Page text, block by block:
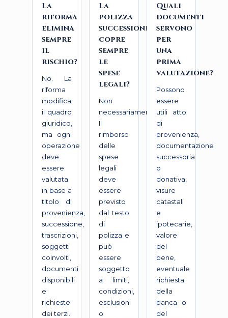
La
riforma
elimina
sempre
il
rischio?
No. La
riforma
modifica
il quadro
giuridico,
ma ogni
operazione
deve
essere
valutata
in base a
titolo di
provenienza,
successione,
trascrizioni,
soggetti
coinvolti,
documenti
disponibili
e
richieste
dei terzi.
La
polizza
successione
copre
sempre
le
spese
legali?
Non
necessariamente.
Il
rimborso
delle
spese
legali
deve
essere
previsto
dal testo
di
polizza e
può
essere
soggetto
a limiti,
condizioni,
esclusioni
o
Quali
documenti
servono
per
una
prima
valutazione?
Possono
essere
utili atto
di
provenienza,
documentazione
successoria
o
donativa,
visure
catastali
e
ipotecarie,
valore
del
bene,
eventuale
richiesta
della
banca o
del